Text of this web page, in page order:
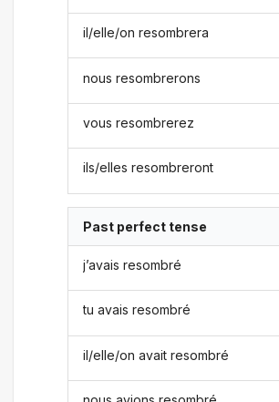
il/elle/on resombrera
nous resombrerons
vous resombrerez
ils/elles resombreront
Past perfect tense
j’avais resombré
tu avais resombré
il/elle/on avait resombré